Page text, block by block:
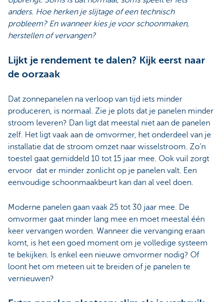
anders. Hoe herken je slijtage of een technisch
probleem? En wanneer kies je voor schoonmaken,
herstellen of vervangen?
Lijkt je rendement te dalen? Kijk eerst naar
de oorzaak
Dat zonnepanelen na verloop van tijd iets minder
produceren, is normaal. Zie je plots dat je panelen minder
stroom leveren? Dan ligt dat meestal niet aan de panelen
zelf. Het ligt vaak aan de omvormer, het onderdeel van je
installatie dat de stroom omzet naar wisselstroom. Zo’n
toestel gaat gemiddeld 10 tot 15 jaar mee. Ook vuil zorgt
ervoor dat er minder zonlicht op je panelen valt. Een
eenvoudige schoonmaakbeurt kan dan al veel doen.
Moderne panelen gaan vaak 25 tot 30 jaar mee. De
omvormer gaat minder lang mee en moet meestal één
keer vervangen worden. Wanneer die vervanging eraan
komt, is het een goed moment om je volledige systeem
te bekijken. Is enkel een nieuwe omvormer nodig? Of
loont het om meteen uit te breiden of je panelen te
vernieuwen?